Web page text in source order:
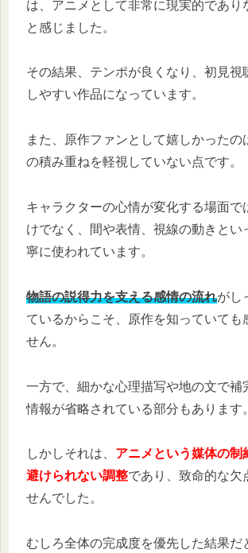
は、アニメとして非常に現実的であり
と感じました。
その結果、テンポが良くなり、初見視
しやすい作品になっています。
また、原作ファンとして嬉しかったの
の積み重ねを軽視していない点です。
キャラクターの心情が変化する場面で
けでなく、間や表情、視線の動きとい
寧に使われています。
物語の説得力を支える感情の流れがし
ているからこそ、原作を知っていても
せん。
一方で、細かな心理描写や地の文で補
情報が省略されている部分もあります。
しかしそれは、 アニメという媒体の制
避けられない調整であり、致命的な欠
せんでした。
むしろ全体の完成度を優先した結果だ